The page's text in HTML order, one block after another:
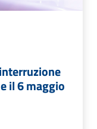
il 6 maggio